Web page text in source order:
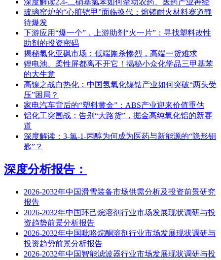
玻璃窑炉的“心脏铠甲”面临换代：熔铸耐火材料赛道静
待爆发
下游应用“爆一个”，上游助剂“火一片”：寻找塑料改性
助剂的投资密码
揭秘氯化亚砜市场：低端厮杀惨烈，高端一货难求
锂电池、柔性屏都离不开它！揭秘小众化学品三甲基苯
的大生意
高镍之战白热化：中国氢氧化镍钴产业如何突破“两头受
压”困局？
家电汽车背后的“塑料黄金”：ABS产业迎来价值重估
铝化工突围战：告别“大路货”，掘金高纯氧化铝的新赛
道
深度解读：3-氯-1-丙醇为何成为医药与新能源的“隐形钥
匙”？
深度分析报告：
2026-2032年中国滑雪装备市场供需分析及投资前景研究
报告
2026-2032年中国环己烷溶剂行业市场发展现状调研与投
资趋势前景分析报告
2026-2032年中国吡咯烷酮溶剂行业市场发展现状调研与
投资趋势前景分析报告
2026-2032年中国智能滤波器行业市场发展现状调研与投